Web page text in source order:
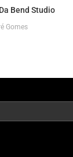
Bend Studio
Gomes